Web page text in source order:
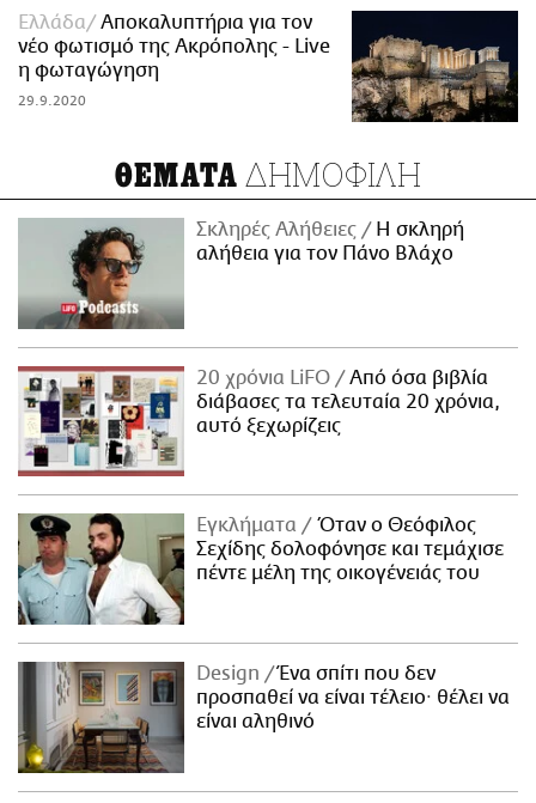
Ελλάδα
Αποκαλυπτήρια για τον
νέο φωτισμό της Ακρόπολης - Live
η φωταγώγηση
29.9.2020
ΘΕΜΑΤΑ ΔΗΜΟΦΙΛΗ
Σκληρές Αλήθειες
H σκληρή
αλήθεια για τον Πάνο Βλάχο
20 χρόνια LiFO
Από όσα βιβλία
διάβασες τα τελευταία 20 χρόνια,
αυτό ξεχωρίζεις
Εγκλήματα
Όταν ο Θεόφιλος
Σεχίδης δολοφόνησε και τεμάχισε
πέντε μέλη της οικογένειάς του
Design
Ένα σπίτι που δεν
προσπαθεί να είναι τέλειο· θέλει να
είναι αληθινό